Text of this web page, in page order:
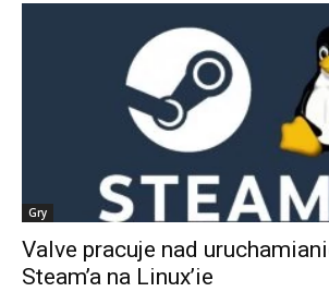
Gry
Valve pracuje nad
Steam’a na Linux’ie